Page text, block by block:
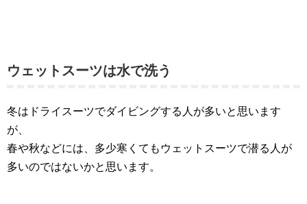
ウェットスーツは水で洗う
冬はドライスーツでダイビングする人が多いと思います
が、
春や秋などには、多少寒くてもウェットスーツで潜る人が
多いのではないかと思います。